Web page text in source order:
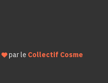
par le Collectif Cosme